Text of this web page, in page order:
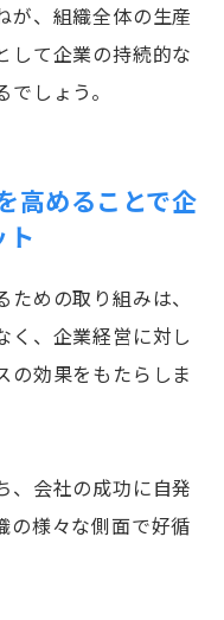
が、組織全体の生産
して企業の持続的な
しょう。
高めることで企
ト
めの取り組みは、
く、企業経営に対し
の効果をもたらしま
、会社の成功に自発
の様々な側面で好循